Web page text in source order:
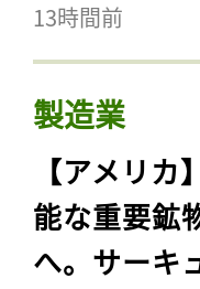
13時間前
製造業
【アメリ
能な重要鉱
へ。サーキ